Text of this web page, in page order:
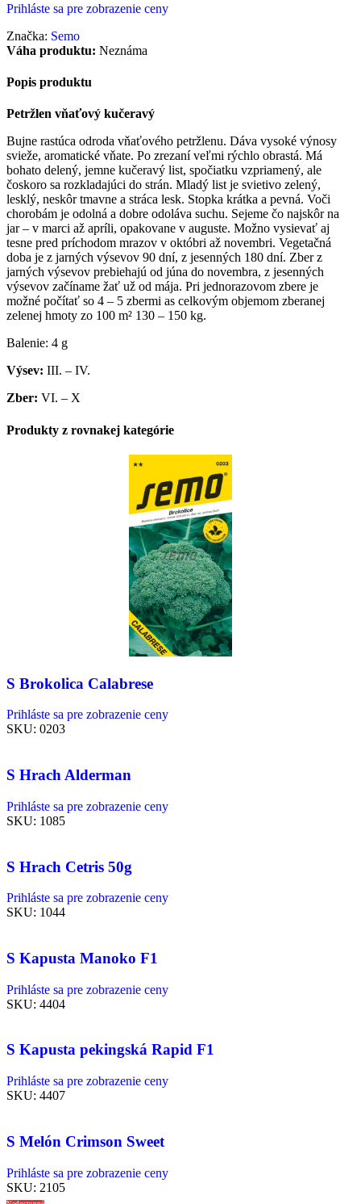
Prihláste sa pre zobrazenie ceny
Značka: Semo
Váha produktu: Neznáma
Popis produktu
Petržlen vňaťový kučeravý
Bujne rastúca odroda vňaťového petržlenu. Dáva vysoké výnosy
svieže, aromatické vňate. Po zrezaní veľmi rýchlo obrastá. Má
bohato delený, jemne kučeravý list, spočiatku vzpriamený, ale
čoskoro sa rozkladajúci do strán. Mladý list je svietivo zelený,
lesklý, neskôr tmavne a stráca lesk. Stopka krátka a pevná. Voči
chorobám je odolná a dobre odoláva suchu. Sejeme čo najskôr na
jar – v marci až apríli, opakovane v auguste. Možno vysievať aj
tesne pred príchodom mrazov v októbri až novembri. Vegetačná
doba je z jarných výsevov 90 dní, z jesenných 180 dní. Zber z
jarných výsevov prebiehajú od júna do novembra, z jesenných
výsevov začíname žať už od mája. Pri jednorazovom zbere je
možné počítať so 4 – 5 zbermi as celkovým objemom zberanej
zelenej hmoty zo 100 m² 130 – 150 kg.
Balenie: 4 g
Výsev: III. – IV.
Zber: VI. – X
Produkty z rovnakej kategórie
S Brokolica Calabrese
Prihláste sa pre zobrazenie ceny
SKU: 0203
S Hrach Alderman
Prihláste sa pre zobrazenie ceny
SKU: 1085
S Hrach Cetris 50g
Prihláste sa pre zobrazenie ceny
SKU: 1044
S Kapusta Manoko F1
Prihláste sa pre zobrazenie ceny
SKU: 4404
S Kapusta pekingská Rapid F1
Prihláste sa pre zobrazenie ceny
SKU: 4407
S Melón Crimson Sweet
Prihláste sa pre zobrazenie ceny
SKU: 2105